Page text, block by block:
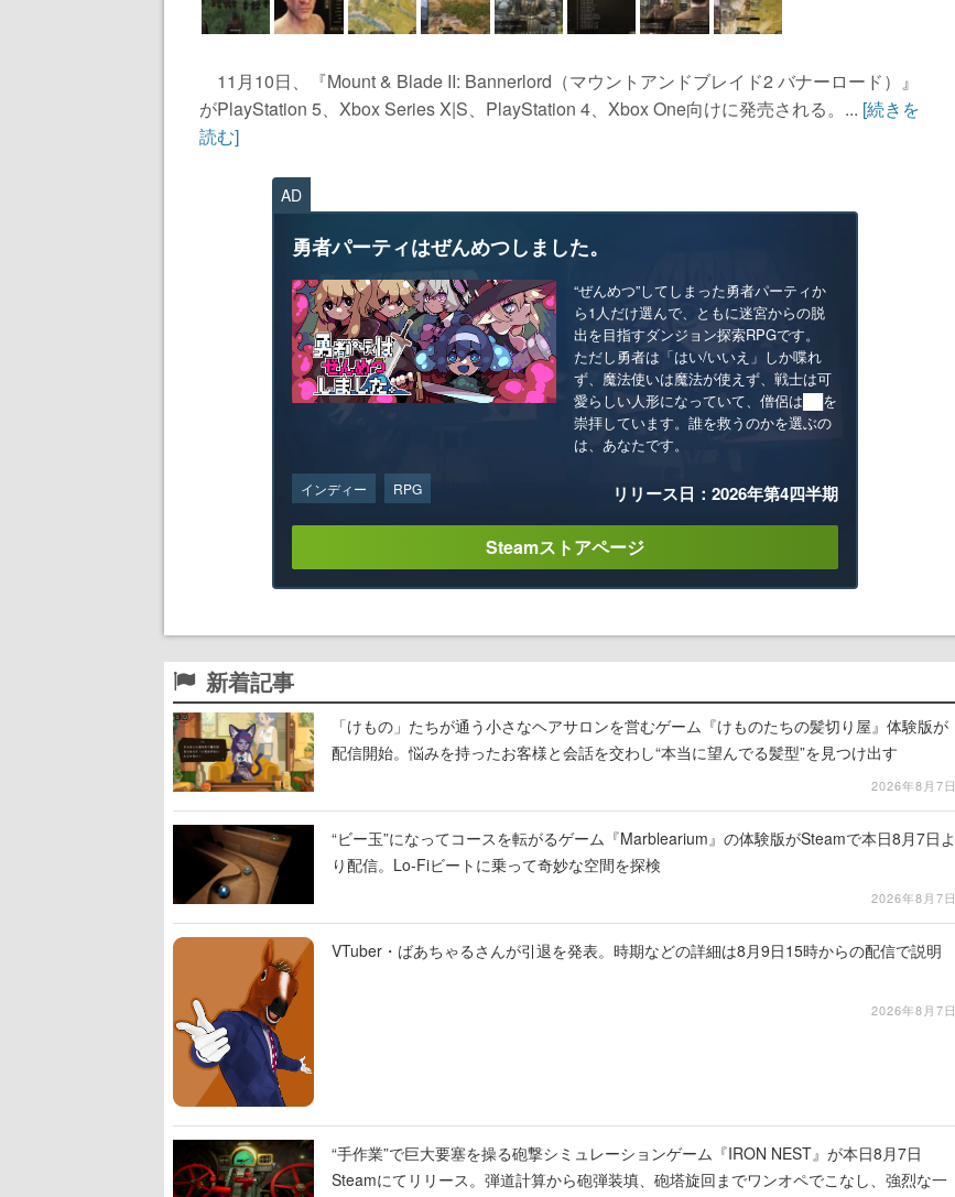
11月10日、『Mount & Blade II: Bannerlord（マウントアンドブレイド2 バナーロード）』
がPlayStation 5、Xbox Series X|S、PlayStation 4、Xbox One向けに発売される。... [続きを
読む]
AD
勇者パーティはぜんめつしました。
“ぜんめつ”してしまった勇者パーティか
ら1人だけ選んで、ともに迷宮からの脱
出を目指すダンジョン探索RPGです。
ただし勇者は「はい/いいえ」しか喋れ
ず、魔法使いは魔法が使えず、戦士は可
愛らしい人形になっていて、僧侶は██を
崇拝しています。誰を救うのかを選ぶの
は、あなたです。
インディー RPG リリース日：2026年第4四半期
Steamストアページ
新着記事
「けもの」たちが通う小さなヘアサロンを営むゲーム『けものたちの髪切り屋』体験版が
配信開始。悩みを持ったお客様と会話を交わし“本当に望んでる髪型”を見つけ出す
2026年8月7日
“ビー玉”になってコースを転がるゲーム『Marblearium』の体験版がSteamで本日8月7日よ
り配信。Lo-Fiビートに乗って奇妙な空間を探検
2026年8月7日
VTuber・ばあちゃるさんが引退を発表。時期などの詳細は8月9日15時からの配信で説明
2026年8月7日
“手作業”で巨大要塞を操る砲撃シミュレーションゲーム『IRON NEST』が本日8月7日
Steamにてリリース。弾道計算から砲弾装填、砲塔旋回までワンオペでこなし、強烈な一